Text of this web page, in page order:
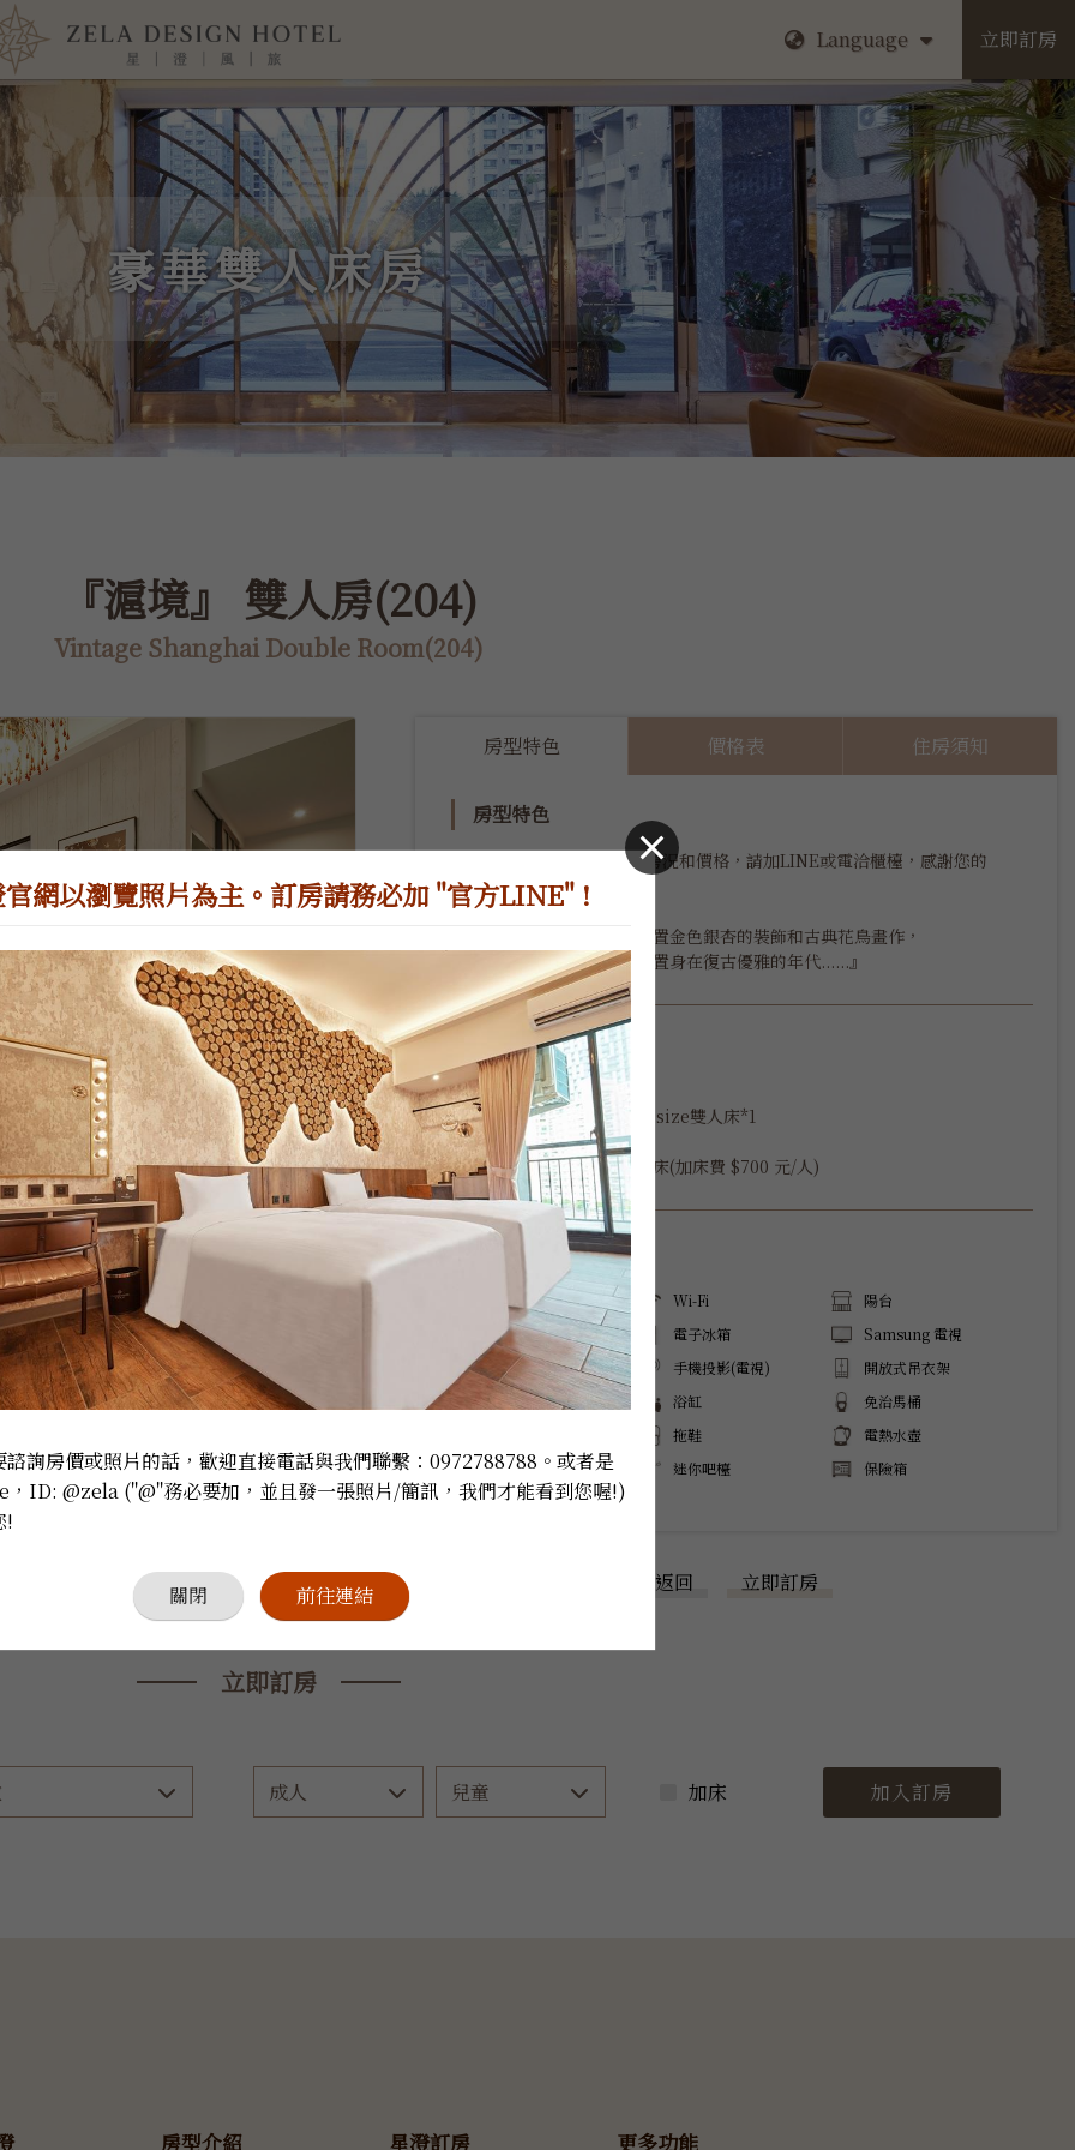
Language 立即訂房
豪華雙人床房
『滬境』 雙人房(204)
Vintage Shanghai Double Room(204)
房型特色 價格表 住房須知
房型特色
~因為官網控房不易，正確房況和價格，請加LINE或電洽櫃檯，感謝您的
體諒~
『復古典雅上海風，室內佈置金色銀杏的裝飾和古典花鳥畫作，
房型規格
入住人數：
x 2
客房床型：6呎加大Queen size雙人床*1
房間大小：29.7 m²
能否加床：可，加一張單人床(加床費 $700 元/人)
設備與服務
Wi-Fi
陽台
三菱空調
電子冰箱
Samsung 電視
影音串流
手機投影(電視)
開放式吊衣架
淋浴
浴缸
免治馬桶
拖鞋
電熱水壺
星巴克膠囊機
迷你吧檯 保險箱
返回 立即訂房
立即訂房
加床 加入訂房
房型介紹 星澄訂房 更多功能
網以瀏覽照片為主。訂房請務必加 "官方LINE" !
諮詢房價或照片的話，歡迎直接電話與我們聯繫：0972788788。或者是
ID: @zela ("@"務必要加，並且發一張照片/簡訊，我們才能看到您喔!)
!
關閉 前往連結